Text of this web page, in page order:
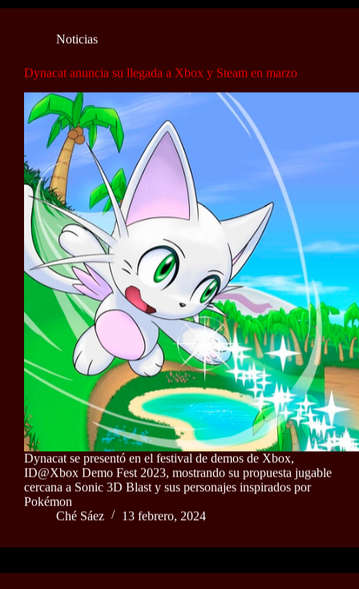
Noticias
Dynacat anuncia su llegada a Xbox y Steam en marzo
Dynacat se presentó en el festival de demos de Xbox,
ID@Xbox Demo Fest 2023, mostrando su propuesta jugable
cercana a Sonic 3D Blast y sus personajes inspirados por
Pokémon
Ché Sáez
13 febrero, 2024